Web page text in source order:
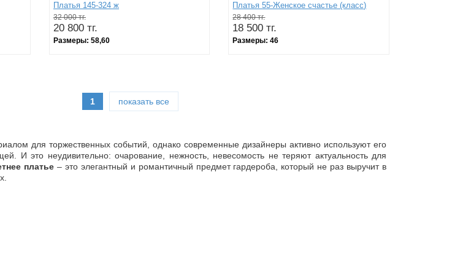
Платья 145-324 ж
32 000 тг.
20 800 тг.
Размеры: 58,60
Платья 55-Женское счастье (класс)
28 400 тг.
18 500 тг.
Размеры:46
1 показать все
для торжественных событий, однако современные дизайнеры активно используют его
И это неудивительно: очарование, нежность, невесомость не теряют актуальность для
платье – это элегантный и романтичный предмет гардероба, который не раз выручит в